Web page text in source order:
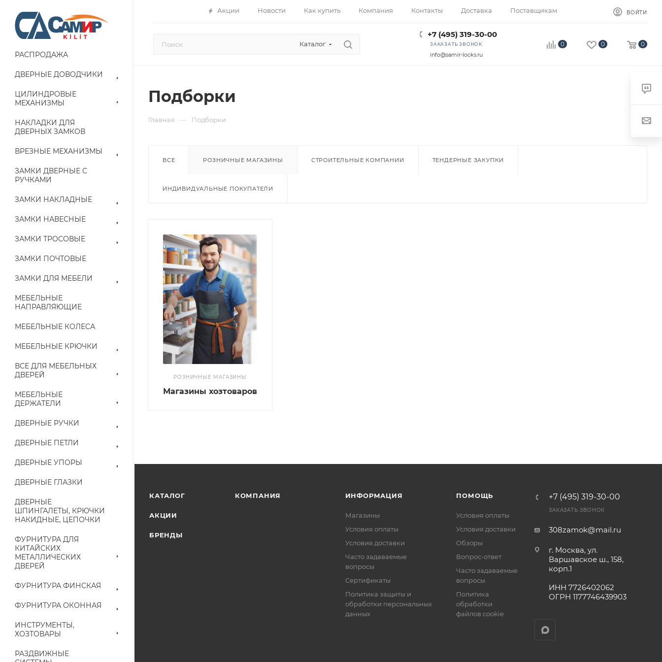
Акции Новости Как купить Компания Контакты Доставка Поставщикам ВОЙТИ
Каталог
+7 (495) 319-30-00
ЗАКАЗАТЬ ЗВОНОК
info@samir-locks.ru
0 0 0
РАСПРОДАЖА
ДВЕРНЫЕ ДОВОДЧИКИ
ЦИЛИНДРОВЫЕ
МЕХАНИЗМЫ
НАКЛАДКИ ДЛЯ
ДВЕРНЫХ ЗАМКОВ
ВРЕЗНЫЕ МЕХАНИЗМЫ
ЗАМКИ ДВЕРНЫЕ С
РУЧКАМИ
ЗАМКИ НАКЛАДНЫЕ
ЗАМКИ НАВЕСНЫЕ
ЗАМКИ ТРОСОВЫЕ
ЗАМКИ ПОЧТОВЫЕ
ЗАМКИ ДЛЯ МЕБЕЛИ
МЕБЕЛЬНЫЕ
НАПРАВЛЯЮЩИЕ
МЕБЕЛЬНЫЕ КОЛЕСА
МЕБЕЛЬНЫЕ КРЮЧКИ
ВСЕ ДЛЯ МЕБЕЛЬНЫХ
ДВЕРЕЙ
МЕБЕЛЬНЫЕ
ДЕРЖАТЕЛИ
ДВЕРНЫЕ РУЧКИ
ДВЕРНЫЕ ПЕТЛИ
ДВЕРНЫЕ УПОРЫ
ДВЕРНЫЕ ГЛАЗКИ
ДВЕРНЫЕ
ШПИНГАЛЕТЫ, КРЮЧКИ
НАКИДНЫЕ, ЦЕПОЧКИ
ФУРНИТУРА ДЛЯ
КИТАЙСКИХ
МЕТАЛЛИЧЕСКИХ
ДВЕРЕЙ
ФУРНИТУРА ФИНСКАЯ
ФУРНИТУРА ОКОННАЯ
ИНСТРУМЕНТЫ,
ХОЗТОВАРЫ
РАЗДВИЖНЫЕ
Подборки
Главная — Подборки
ВСЕ РОЗНИЧНЫЕ МАГАЗИНЫ СТРОИТЕЛЬНЫЕ КОМПАНИИ ТЕНДЕРНЫЕ ЗАКУПКИ
ИНДИВИДУАЛЬНЫЕ ПОКУПАТЕЛИ
РОЗНИЧНЫЕ МАГАЗИНЫ
Магазины хозтоваров
КАТАЛОГ
АКЦИИ
БРЕНДЫ
КОМПАНИЯ ИНФОРМАЦИЯ
Магазины
Условия оплаты
Условия доставки
Часто задаваемые
вопросы
Сертификаты
Политика защиты и
обработки персональных
данных
ПОМОЩЬ
Условия оплаты
Условия доставки
Обзоры
Вопрос-ответ
Часто задаваемые
вопросы
Политика
обработки
файлов cookie
+7 (495) 319-30-00
ЗАКАЗАТЬ ЗВОНОК
308zamok@mail.ru
г. Москва, ул.
Варшавское ш., 158,
корп.1
ИНН 7726402062
ОГРН 1177746439903